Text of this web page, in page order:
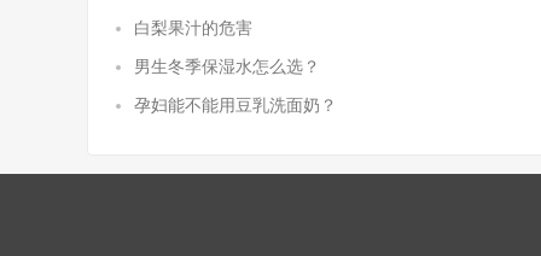
白梨果汁的危害
男生冬季保湿水怎么选？
孕妇能不能用豆乳洗面奶？